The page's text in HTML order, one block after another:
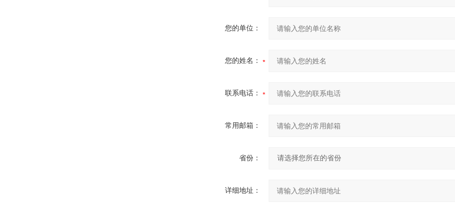
您的单位：
您的姓名：
联系电话：
常用邮箱：
省份：
详细地址：